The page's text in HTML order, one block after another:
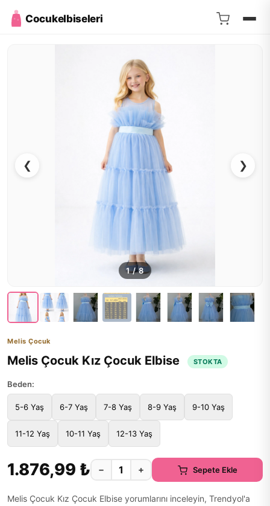
Cocukelbiseleri
❮ ❯
1/8
Melis Çocuk
Melis Çocuk Kız Çocuk Elbise STOKTA
Beden:
5-6 Yaş 6-7 Yaş 7-8 Yaş 8-9 Yaş 9-10 Yaş
11-12 Yaş 10-11 Yaş 12-13 Yaş
1.876,99 ₺ − + Sepete Ekle
Melis Çocuk Kız Çocuk Elbise yorumlarını inceleyin, Trendyol'a